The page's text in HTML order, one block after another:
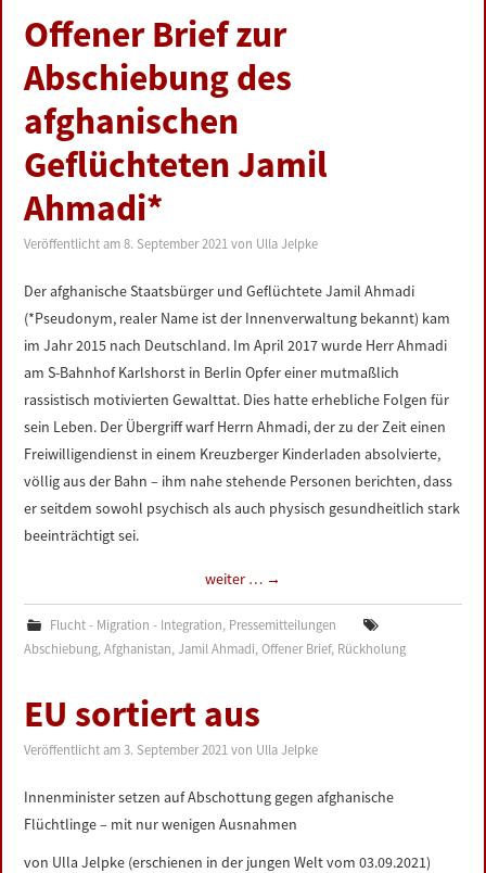
Offener Brief zur
Abschiebung des
afghanischen
Geflüchteten Jamil
Ahmadi*
Veröffentlicht am8. September 2021 von Ulla Jelpke
Der afghanische Staatsbürger und Geflüchtete Jamil Ahmadi
(*Pseudonym, realer Name ist der Innenverwaltung bekannt) kam
im Jahr 2015 nach Deutschland. Im April 2017 wurde Herr Ahmadi
am S-Bahnhof Karlshorst in Berlin Opfer einer mutmaßlich
rassistisch motivierten Gewalttat. Dies hatte erhebliche Folgen für
sein Leben. Der Übergriff warf Herrn Ahmadi, der zu der Zeit einen
Freiwilligendienst in einem Kreuzberger Kinderladen absolvierte,
völlig aus der Bahn – ihm nahe stehende Personen berichten, dass
er seitdem sowohl psychisch als auch physisch gesundheitlich stark
beeinträchtigt sei.
weiter … →
Flucht - Migration - Integration, Pressemitteilungen
Abschiebung,Afghanistan,Jamil Ahmadi,Offener Brief, Rückholung
EU sortiert aus
Veröffentlicht am3. September 2021 von Ulla Jelpke
Innenminister setzen auf Abschottung gegen afghanische
Flüchtlinge – mit nur wenigen Ausnahmen
von Ulla Jelpke (erschienen in der jungen Welt vom 03.09.2021)